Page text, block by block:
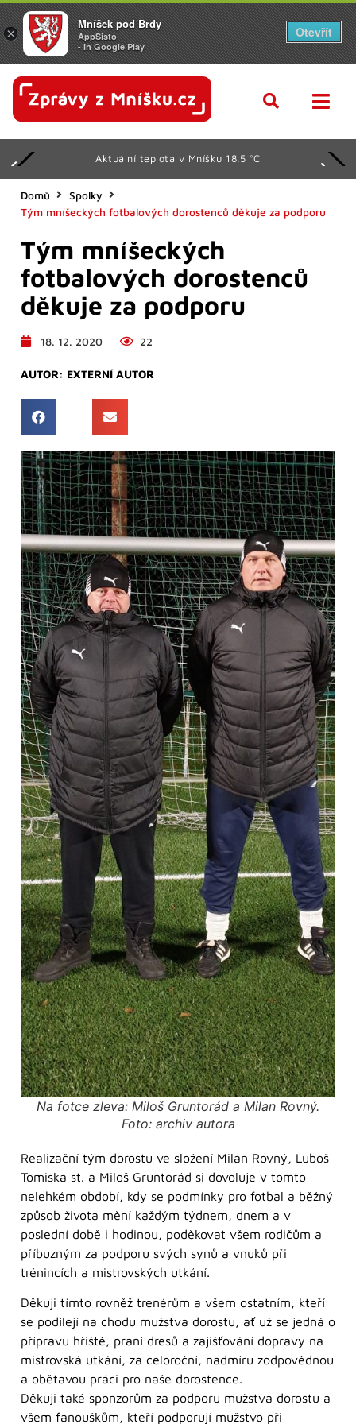
Aktuální teplota v Mníšku 18.5 °C
Domů
Spolky
Tým mníšeckých fotbalových dorostenců děkuje za podporu
Tým mníšeckých
fotbalových dorostenců
děkuje za podporu
18. 12. 2020 22
AUTOR: EXTERNÍ AUTOR
Na fotce zleva: Miloš Gruntorád a Milan Rovný.
Foto: archiv autora
Realizační tým dorostu ve složení Milan Rovný, Luboš
Tomiska st. a Miloš Gruntorád si dovoluje v tomto
nelehkém období, kdy se podmínky pro fotbal a běžný
způsob života mění každým týdnem, dnem a v
poslední době i hodinou, poděkovat všem rodičům a
příbuzným za podporu svých synů a vnuků při
trénincích a mistrovských utkání.
Děkuji tímto rovněž trenérům a všem ostatním, kteří
se podílejí na chodu mužstva dorostu, ať už se jedná o
přípravu hřiště, praní dresů a zajišťování dopravy na
mistrovská utkání, za celoroční, nadmíru zodpovědnou
a obětavou práci pro naše dorostence.
Děkuji také sponzorům za podporu mužstva dorostu a
všem fanouškům, kteří podporují mužstvo při
×
Mníšek pod Brdy
AppSisto
- In Google Play
Otevřít